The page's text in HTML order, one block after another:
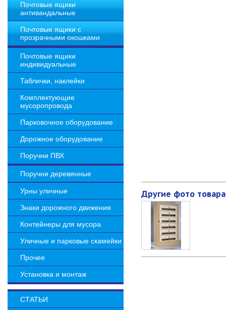
Почтовые ящики
антивандальные
Почтовые ящики с
прозрачными окошками
Почтовые ящики
индивидуальные
Таблички, наклейки
Комплектующие
мусоропровода
Парковочное оборудование
Дорожное оборудование
Поручни ПВХ
Поручни деревянные
Урны уличные
Знаки дорожного движения
Контейнеры для мусора
Уличные и парковые скамейки
Прочее
Установка и монтаж
СТАТЬИ
Другие фото товара